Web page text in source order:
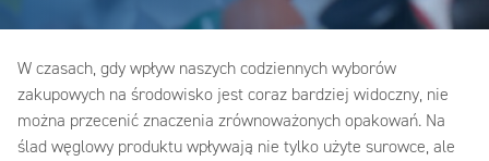
W czasach, gdy wpływ naszych codziennych wyborów
zakupowych na środowisko jest coraz bardziej widoczny, nie
można przecenić znaczenia zrównoważonych opakowań. Na
ślad węglowy produktu wpływają nie tylko użyte surowce, ale